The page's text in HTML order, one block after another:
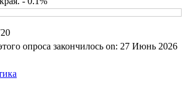
опроса закончилось on: 27 Июнь 2026